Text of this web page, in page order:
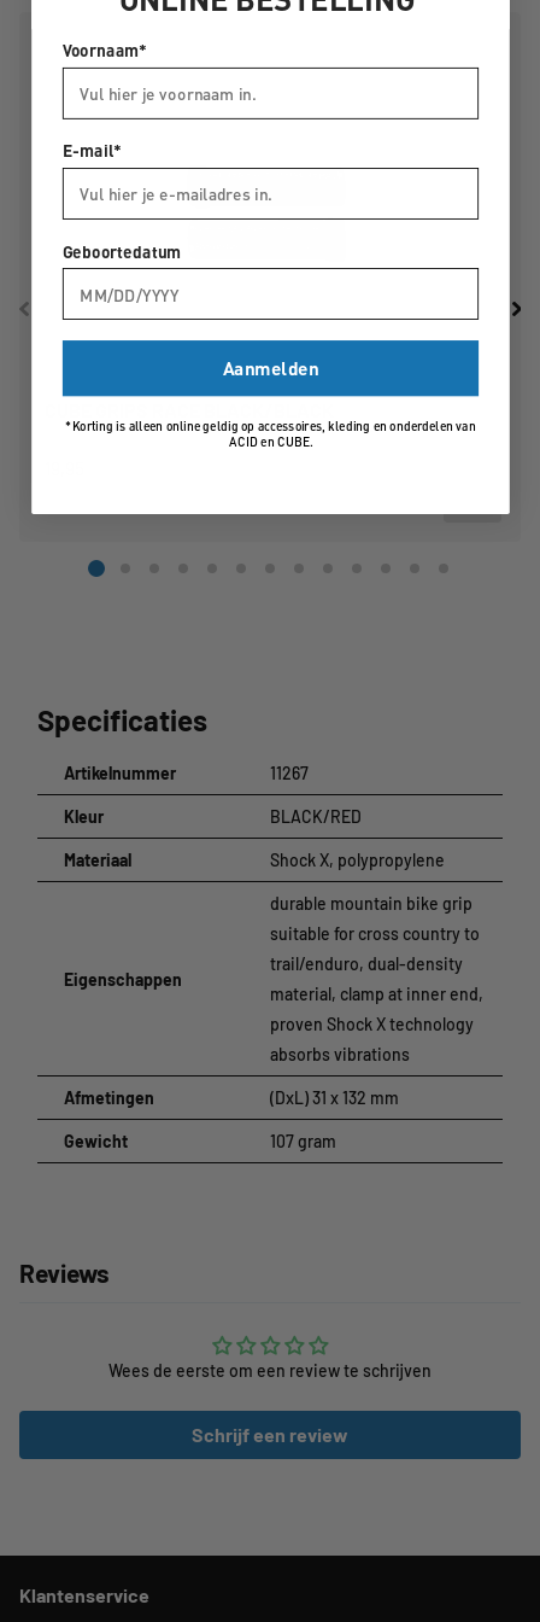
zwart/rood
Materiaal:
Shock X, polypropyleen
Maat:(DxL) 31 x 132 mm
Gewicht:107 g
Specificaties
Artikelnummer 11267
Kleur BLACK/RED
Materiaal Shock X, polypropylene
Eigenschappen
durable mountain bike grip
suitable for cross country to
trail/enduro, dual-density
material, clamp at inner end,
proven Shock X technology
absorbs vibrations
Afmetingen (DxL) 31 x 132 mm
Gewicht 107 gram
Reviews
Wees de eerste om een review te schrijven
Schrijf een review
Klantenservice
Voornaam*
E-mail*
Geboortedatum
Aanmelden
*Korting is alleen online geldig op accessoires, kleding en onderdelen van
ACID en CUBE.